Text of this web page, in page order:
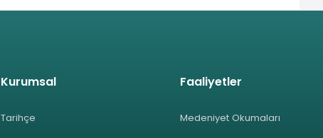
Kurumsal
Tarihçe
Faaliyetler
Medeniyet Okumaları